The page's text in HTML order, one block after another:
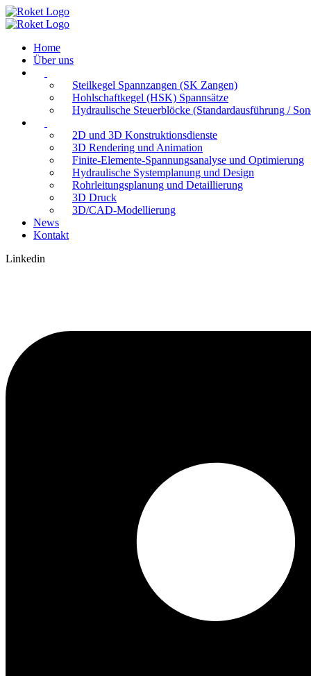
Home
Über uns
Steilkegel Spannzangen (SK Zangen)
Hohlschaftkegel (HSK) Spannsätze
Hydraulische Steuerblöcke (Standardausführung /
2D und 3D Konstruktionsdienste
3D Rendering und Animation
Finite-Elemente-Spannungsanalyse und Optimierung
Hydraulische Systemplanung und Design
Rohrleitungsplanung und Detaillierung
3D Druck
3D/CAD-Modellierung
News
Kontakt
Linkedin